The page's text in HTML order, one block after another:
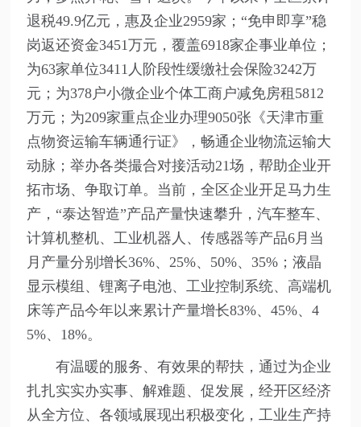
退税49.9亿元，惠及企业2959家；“免申即享”稳
岗返还资金3451万元，覆盖6918家企事业单位；
为63家单位3411人阶段性缓缴社会保险3242万
元；为378户小微企业个体工商户减免房租5812
万元；为209家重点企业办理9050张《天津市重
点物资运输车辆通行证》，畅通企业物流运输大
动脉；举办各类撮合对接活动21场，帮助企业开
拓市场、争取订单。当前，全区企业开足马力生
产，“泰达智造”产品产量快速攀升，汽车整车、
计算机整机、工业机器人、传感器等产品6月当
月产量分别增长36%、25%、50%、35%；液晶
显示模组、锂离子电池、工业控制系统、高端机
床等产品今年以来累计产量增长83%、45%、4
5%、18%。
有温暖的服务、有效果的帮扶，通过为企业
扎扎实实办实事、解难题、促发展，经开区经济
从全方位、各领域展现出积极变化，工业生产持